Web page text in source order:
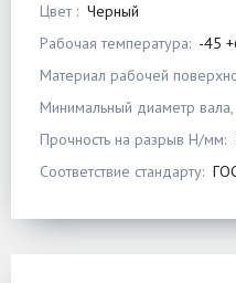
Цвет : Черный
Рабочая температура: -45
Материал рабочей
Минимальный диаметр
Прочность на разрыв Н/мм:
Соответствие стандарту: